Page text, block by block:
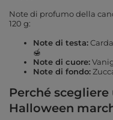
Note di profumo della
120 g:
Note di testa:
🍯
Note di cuore:
Note di fondo:
Perché
Halloween